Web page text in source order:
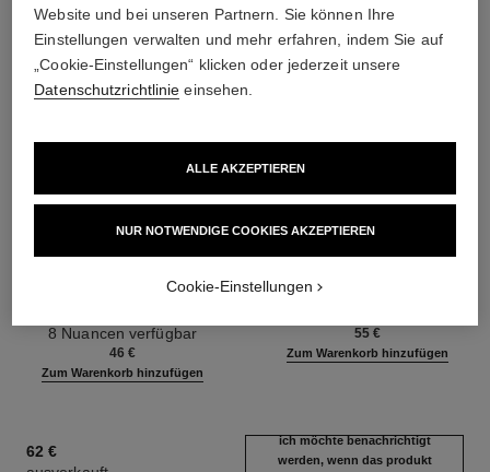
baume essentiel
Vielseitiger Balsam für
Ref. 169050
8 Nuancen verfügbar
46 €
Zum Warenkorb hinzufügen
joues contraste intense
Creme-zu-puder-rouge
55 €
Zum Warenkorb hinzufügen
62 €
ich möchte benachrichtigt
werden, wenn das produkt
Website und bei unseren Partnern. Sie können Ihre
Einstellungen verwalten und mehr erfahren, indem Sie auf
„Cookie-Einstellungen“ klicken oder jederzeit unsere
Datenschutzrichtlinie einsehen.
NUR NOTWENDIGE COOKIES AKZEPTIEREN
ALLE AKZEPTIEREN
Cookie-Einstellungen